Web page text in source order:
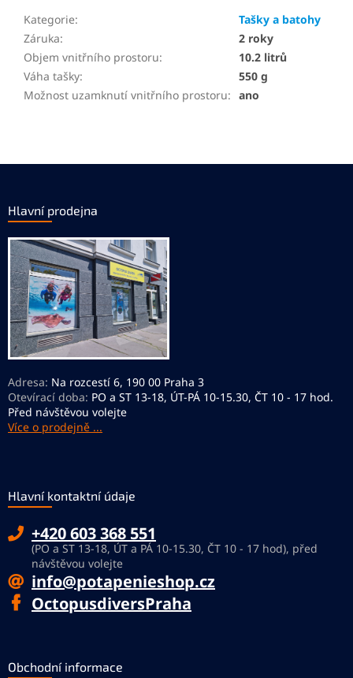
Kategorie:
Tašky a batohy
Záruka:
2 roky
Objem vnitřního prostoru:
10.2 litrů
Váha tašky:
550 g
Možnost uzamknutí vnitřního prostoru: ano
Hlavní prodejna
Adresa: Na rozcestí 6, 190 00 Praha 3
Otevírací doba: PO a ST 13-18, ÚT-PÁ 10-15.30, ČT 10 - 17 hod.
Před návštěvou volejte
Více o prodejně ...
Hlavní kontaktní údaje
+420 603 368 551
(PO a ST 13-18, ÚT a PÁ 10-15.30, ČT 10 - 17 hod), před
návštěvou volejte
info@potapenieshop.cz
OctopusdiversPraha
Obchodní informace